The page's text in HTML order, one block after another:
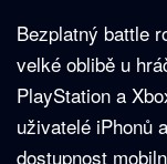
Bezplatný battle
velké oblibě u
PlayStation a
uživatelé iPhonů
dostupnost